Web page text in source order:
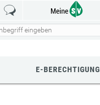
E-BERECHTIGUNG